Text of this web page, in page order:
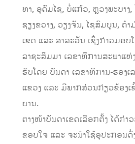
ທາ, ອຸດົມໄຊ, ບໍ່ແກ້ວ, ຫຼວງພະບາງ
ຊຽງຂວາງ, ວຽງຈັນ, ໄຊສົມບູນ, ຄໍ
ເຂດ ແລະ ສາລະວັນ ເຊິ່ງກ່າວມອບ
ລາຊະສິມມາ ເລຂາທິການສະພາແຫ່
ຮັບໂດຍ ບັນດາ ເລຂາທິການ-ຮອງເ
ແຂວງ ແລະ ມີພາກສ່ວນກ່ຽວຂ້ອງ
ຍານ.
ຕາງໜ້າບັນດາເຂດເລືອກຕັ້ງ ໄດ້ກ່າ
ຂອບໃຈ ແລະ ຈະນໍາໃຊ້ອຸປະກອນດັ່